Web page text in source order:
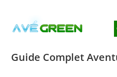
Guide Complet